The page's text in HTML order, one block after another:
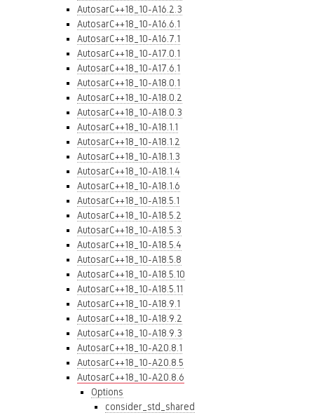
AutosarC++18_10-A16.2.3
AutosarC++18_10-A16.6.1
AutosarC++18_10-A16.7.1
AutosarC++18_10-A17.0.1
AutosarC++18_10-A17.6.1
AutosarC++18_10-A18.0.1
AutosarC++18_10-A18.0.2
AutosarC++18_10-A18.0.3
AutosarC++18_10-A18.1.1
AutosarC++18_10-A18.1.2
AutosarC++18_10-A18.1.3
AutosarC++18_10-A18.1.4
AutosarC++18_10-A18.1.6
AutosarC++18_10-A18.5.1
AutosarC++18_10-A18.5.2
AutosarC++18_10-A18.5.3
AutosarC++18_10-A18.5.4
AutosarC++18_10-A18.5.8
AutosarC++18_10-A18.5.10
AutosarC++18_10-A18.5.11
AutosarC++18_10-A18.9.1
AutosarC++18_10-A18.9.2
AutosarC++18_10-A18.9.3
AutosarC++18_10-A20.8.1
AutosarC++18_10-A20.8.5
AutosarC++18_10-A20.8.6
Options
consider_std_shared